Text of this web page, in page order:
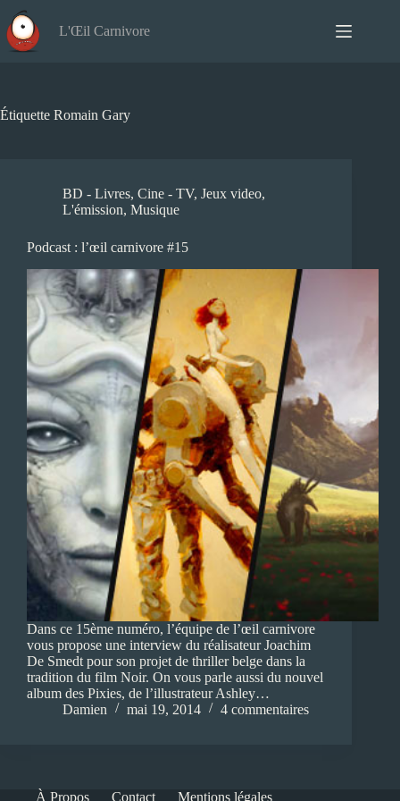
au
contenu
L'Œil Carnivore
Étiquette Romain Gary
BD - Livres, Cine - TV, Jeux video,
L'émission, Musique
Podcast : l’œil carnivore #15
Dans ce 15ème numéro, l’équipe de l’œil carnivore
vous propose une interview du réalisateur Joachim
De Smedt pour son projet de thriller belge dans la
tradition du film Noir. On vous parle aussi du nouvel
album des Pixies, de l’illustrateur Ashley…
Damien
mai 19, 2014 4 commentaires
À Propos Contact Mentions légales